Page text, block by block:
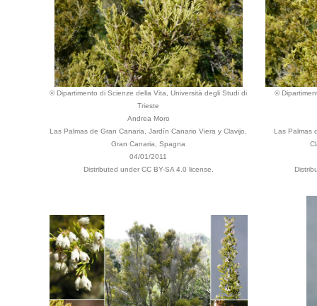
© Dipartimento di Scienze della Vita, Università degli Studi di
Trieste
Andrea Moro
Las Palmas de Gran Canaria, Jardín Canario Viera y Clavijo,
Gran Canaria, Spagna
04/01/2011
Distributed under CC BY-SA 4.0 license.
©
Las Palmas